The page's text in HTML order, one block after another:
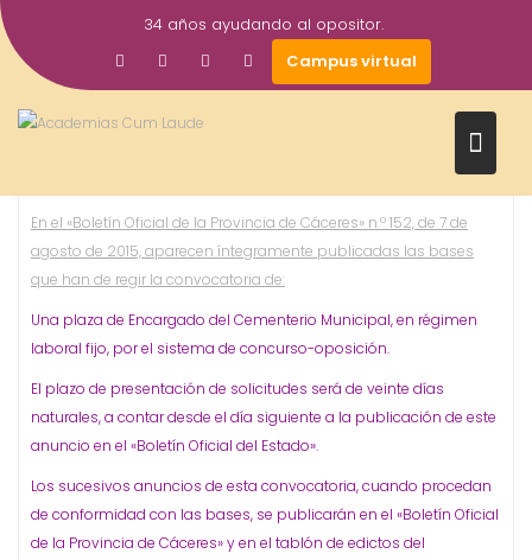
Saltar
al
contenido
34 años ayudando al opositor.
Campus virtual
Ago
2015
academiacumlaudeoposiciones
Prensa
Cementerio Hervás,Oposiciones
Una plaza de Encargado del Cementerio
En el «Boletín Oficial de la Provincia de Cáceres» n.º 152, de 7 de
agosto de 2015, aparecen íntegramente publicadas las bases
que han de regir la convocatoria de:
Una plaza de Encargado del Cementerio Municipal, en régimen
laboral fijo, por el sistema de concurso-oposición.
El plazo de presentación de solicitudes será de veinte días
naturales, a contar desde el día siguiente a la publicación de este
anuncio en el «Boletín Oficial del Estado».
Los sucesivos anuncios de esta convocatoria, cuando procedan
de conformidad con las bases, se publicarán en el «Boletín Oficial
de la Provincia de Cáceres» y en el tablón de edictos del